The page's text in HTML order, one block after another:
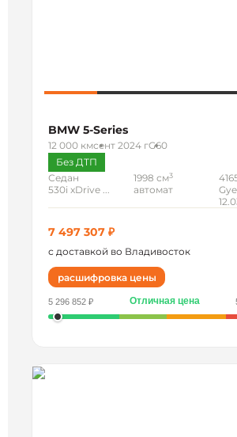
BMW 5-Series
12 000 кмсент 2024 гG60
Без ДТП
Седан
530i xDrive ...
1998 см3
автомат
7 497 307 ₽
с доставкой во Владивосток
расшифровка цены
5 296 852 ₽ Отличная цена